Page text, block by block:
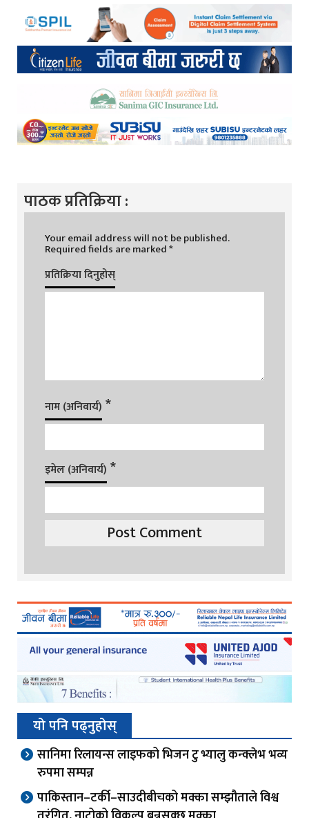
पाठक प्रतिक्रिया :
Your email address will not be published.
Required fields are marked*
प्रतिक्रिया दिनुहोस्
नाम (अनिवार्य) *
इमेल (अनिवार्य) *
यो पनि पढ्नुहोस्
सानिमा रिलायन्स लाइफको भिजन टु भ्यालु कन्क्लेभ भव्य
रुपमा सम्पन्न
पाकिस्तान–टर्की–साउदीबीचको मक्का सम्झौताले विश्व